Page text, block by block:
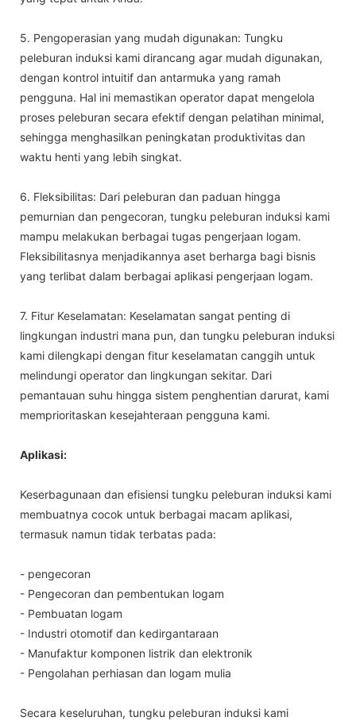
5. Pengoperasian yang mudah digunakan: Tungku
peleburan induksi kami dirancang agar mudah digunakan,
dengan kontrol intuitif dan antarmuka yang ramah
pengguna. Hal ini memastikan operator dapat mengelola
proses peleburan secara efektif dengan pelatihan minimal,
sehingga menghasilkan peningkatan produktivitas dan
waktu henti yang lebih singkat.
6. Fleksibilitas: Dari peleburan dan paduan hingga
pemurnian dan pengecoran, tungku peleburan induksi kami
mampu melakukan berbagai tugas pengerjaan logam.
Fleksibilitasnya menjadikannya aset berharga bagi bisnis
yang terlibat dalam berbagai aplikasi pengerjaan logam.
7. Fitur Keselamatan: Keselamatan sangat penting di
lingkungan industri mana pun, dan tungku peleburan induksi
kami dilengkapi dengan fitur keselamatan canggih untuk
melindungi operator dan lingkungan sekitar. Dari
pemantauan suhu hingga sistem penghentian darurat, kami
memprioritaskan kesejahteraan pengguna kami.
Aplikasi:
Keserbagunaan dan efisiensi tungku peleburan induksi kami
membuatnya cocok untuk berbagai macam aplikasi,
termasuk namun tidak terbatas pada:
- pengecoran
- Pengecoran dan pembentukan logam
- Pembuatan logam
- Industri otomotif dan kedirgantaraan
- Manufaktur komponen listrik dan elektronik
- Pengolahan perhiasan dan logam mulia
Secara keseluruhan, tungku peleburan induksi kami